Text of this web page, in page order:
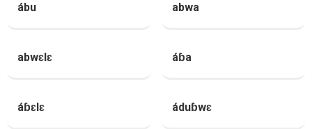
ábu abwa
abwɛlɛ áɓa
áɓɛlɛ áduɓwɛ